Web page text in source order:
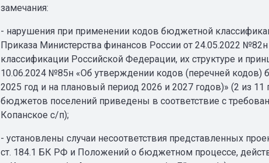
замечания:
- нарушения при применении кодов бюджетной
Приказа Министерства финансов России от 24.05.2022
классификации Российской Федерации, их структуре и
10.06.2024 №85н «Об утверждении кодов (перечней
2025 год и на плановый период 2026 и 2027 годов)» (2 из
бюджетов поселений приведены в соответствие с
Копанское с/п);
- установлены случаи несоответствия представленных
ст. 184.1 БК РФ и Положений о бюджетном процессе,